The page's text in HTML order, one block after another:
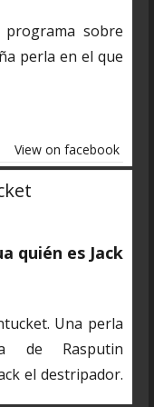
sobre
perla en el que
View on facebook
quién es Jack
Una perla
de Rasputin
el destripador.